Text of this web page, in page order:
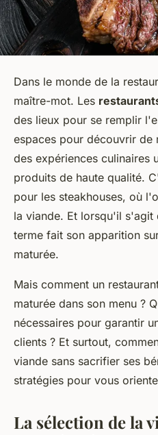
Dans le monde de la
maître-mot. Les
des lieux pour se remplir
espaces pour découvrir de
des expériences culinaires
produits de haute qualité.
pour les steakhouses, où
la viande. Et lorsqu'il s'agit
terme fait son apparition
maturée.
Mais comment un
maturée dans son menu ?
nécessaires pour garantir
clients ? Et surtout,
viande sans sacrifier ses
stratégies pour vous
La sélection de la